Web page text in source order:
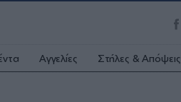
Αγγελίες Στήλες & Απόψεις